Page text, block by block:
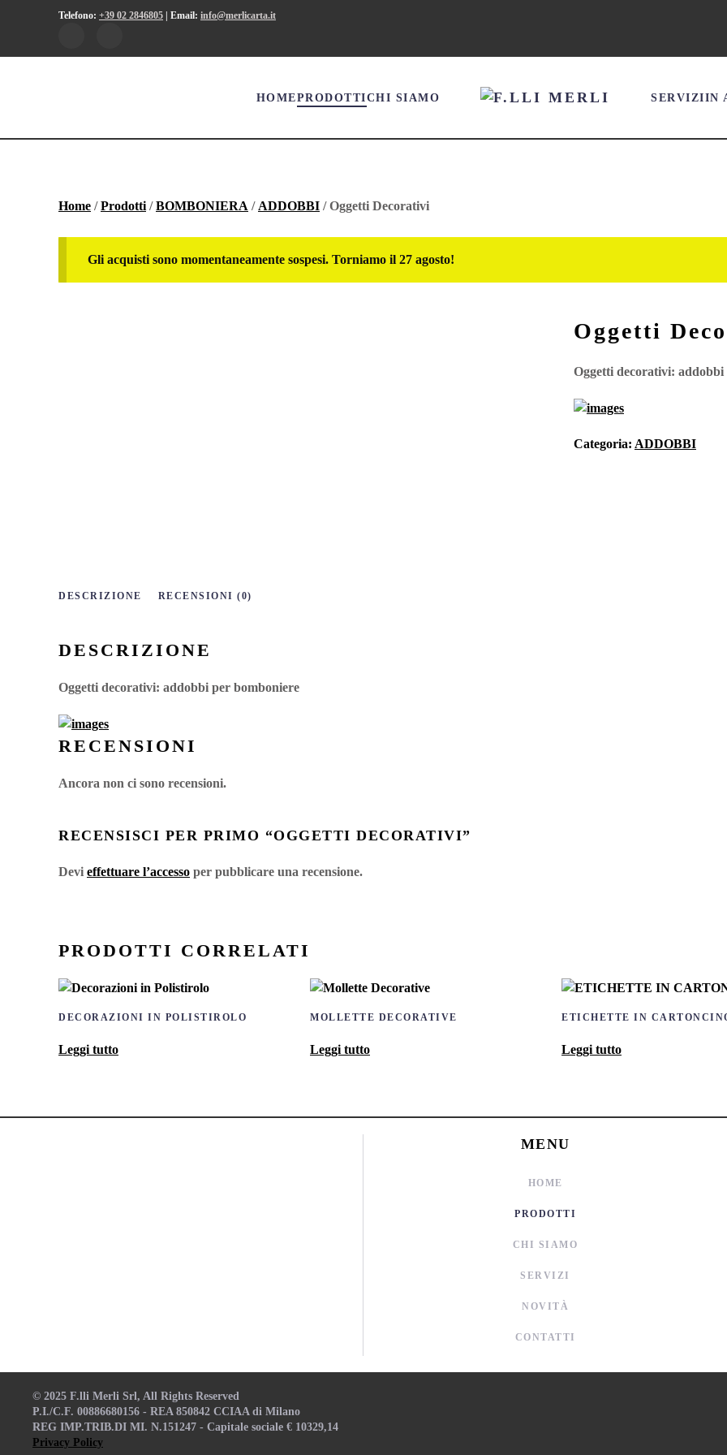
Telefono: +39 02 2846805 Email: info@merlicarta.it
HOMEPRODOTTICHI SIAMO SERVIZIIN
Home /Prodotti /BOMBONIERA / ADDOBBI / Oggetti Decorativi
Gli acquisti sono momentaneamente sospesi. Torniamo il 27 agosto!
Oggetti
Oggetti decorativi: addobbi
Categoria: ADDOBBI
DESCRIZIONE RECENSIONI (0)
DESCRIZIONE
Oggetti decorativi: addobbi per bomboniere
RECENSIONI
Ancora non ci sono recensioni.
RECENSISCI PER PRIMO “OGGETTI DECORATIVI”
Devi effettuare l’accesso per pubblicare una recensione.
PRODOTTI CORRELATI
DECORAZIONI IN POLISTIROLO
Leggi tutto
MOLLETTE DECORATIVE
Leggi tutto
ETICHETTE IN
Leggi tutto
MENU
HOME
PRODOTTI
CHI SIAMO
SERVIZI
NOVITÀ
CONTATTI
© 2025 F.lli Merli Srl, All Rights Reserved
P.I./C.F. 00886680156 - REA 850842 CCIAA di Milano
REG IMP.TRIB.DI MI. N.151247 - Capitale sociale € 10329,14
Privacy Policy